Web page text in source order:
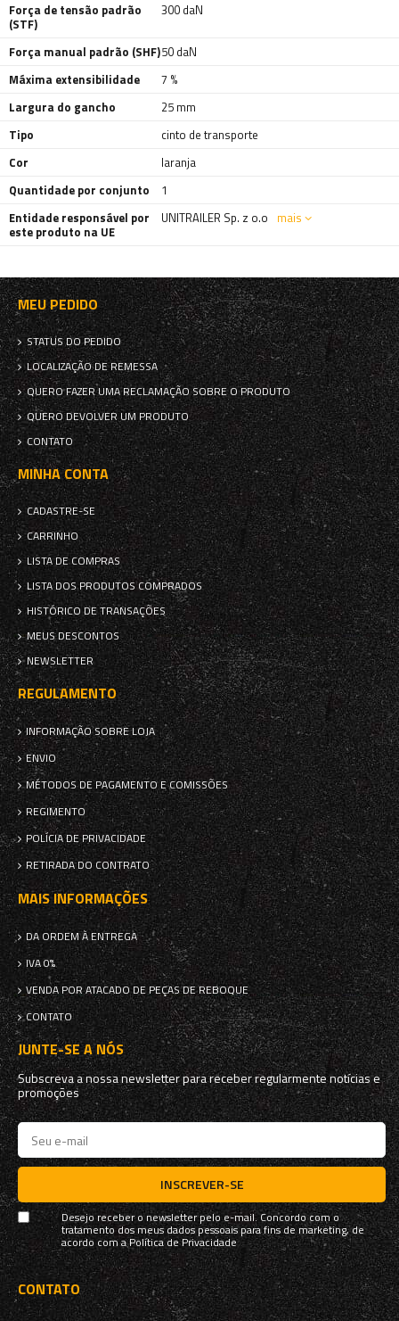
Força de tensão padrão
(STF)
300 daN
Força manual padrão (SHF)50 daN
Máxima extensibilidade
7 %
Largura do gancho
25 mm
Tipo
cinto de transporte
Cor
laranja
Quantidade por conjunto
1
Entidade responsável por
este produto na UE
UNITRAILER Sp. z o.o mais
MEU PEDIDO
STATUS DO PEDIDO
LOCALIZAÇÃO DE REMESSA
QUERO FAZER UMA RECLAMAÇÃO SOBRE O PRODUTO
QUERO DEVOLVER UM PRODUTO
CONTATO
MINHA CONTA
CADASTRE-SE
CARRINHO
LISTA DE COMPRAS
LISTA DOS PRODUTOS COMPRADOS
HISTÓRICO DE TRANSAÇÕES
MEUS DESCONTOS
NEWSLETTER
REGULAMENTO
INFORMAÇÃO SOBRE LOJA
ENVIO
MÉTODOS DE PAGAMENTO E COMISSÕES
REGIMENTO
POLÍCIA DE PRIVACIDADE
RETIRADA DO CONTRATO
MAIS INFORMAÇÕES
DA ORDEM À ENTREGA
IVA 0%
VENDA POR ATACADO DE PEÇAS DE REBOQUE
CONTATO
JUNTE-SE A NÓS
Subscreva a nossa newsletter para receber regularmente notícias e
promoções
INSCREVER-SE
Desejo receber o newsletter pelo e-mail. Concordo com o
tratamento dos meus dados pessoais para fins de marketing, de
acordo com aPolítica de Privacidade
CONTATO